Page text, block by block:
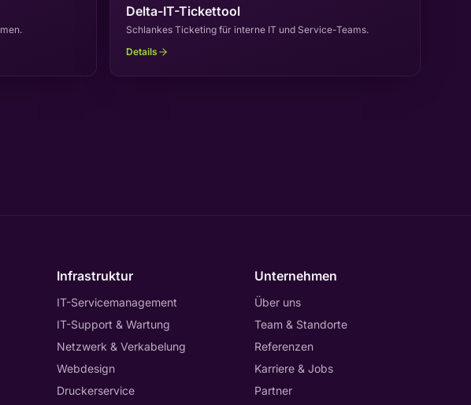
Delta-IT-Tickettool
Schlankes Ticketing für interne IT und Service-Teams.
Details
Infrastruktur
IT-Servicemanagement
IT-Support & Wartung
Netzwerk & Verkabelung
Webdesign
Druckerservice
Unternehmen
Über uns
Team & Standorte
Referenzen
Karriere & Jobs
Partner